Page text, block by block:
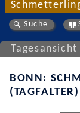
Suche
Tagesansicht
BONN:
(TAGFALTER)